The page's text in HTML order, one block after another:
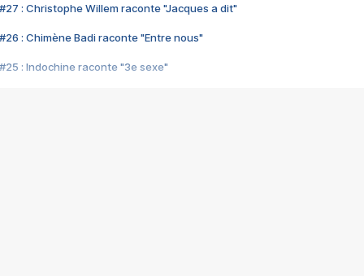
#27 : Christophe Willem raconte "Jacques a dit"
#26 : Chimène Badi raconte "Entre nous"
#25 : Indochine raconte "3e sexe"